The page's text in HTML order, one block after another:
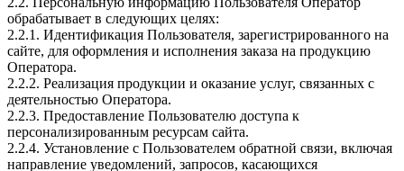
обрабатывает в следующих целях:
2.2.1. Идентификация Пользователя, зарегистрированного на
сайте, для оформления и исполнения заказа на продукцию
Оператора.
2.2.2. Реализация продукции и оказание услуг, связанных с
деятельностью Оператора.
2.2.3. Предоставление Пользователю доступа к
персонализированным ресурсам сайта.
2.2.4. Установление с Пользователем обратной связи, включая
направление уведомлений, запросов, касающихся